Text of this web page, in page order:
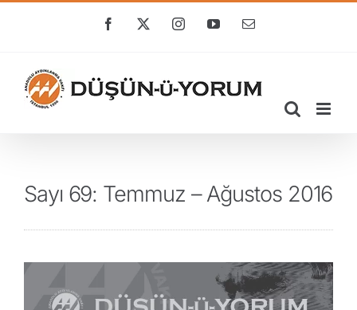
Facebook
X InstagramYouTube
E-
Sayı 69: Temmuz – Ağustos 2016